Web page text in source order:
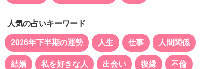
人気の占いキーワード
2026年下半期の運勢 人生 仕事 人間関係
結婚 私を好きな人 出会い 復縁 不倫